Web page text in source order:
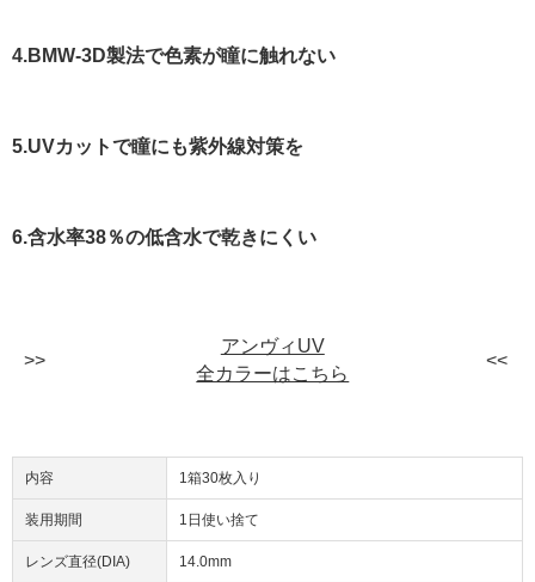
4.BMW-3D製法で色素が瞳に触れない
5.UVカットで瞳にも紫外線対策を
6.含水率38％の低含水で乾きにくい
アンヴィUV
全カラーはこちら
内容 1箱30枚入り
装用期間 1日使い捨て
レンズ直径(DIA) 14.0mm